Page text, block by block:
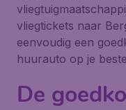
vliegtickets naar
eenvoudig een
huurauto op je
De